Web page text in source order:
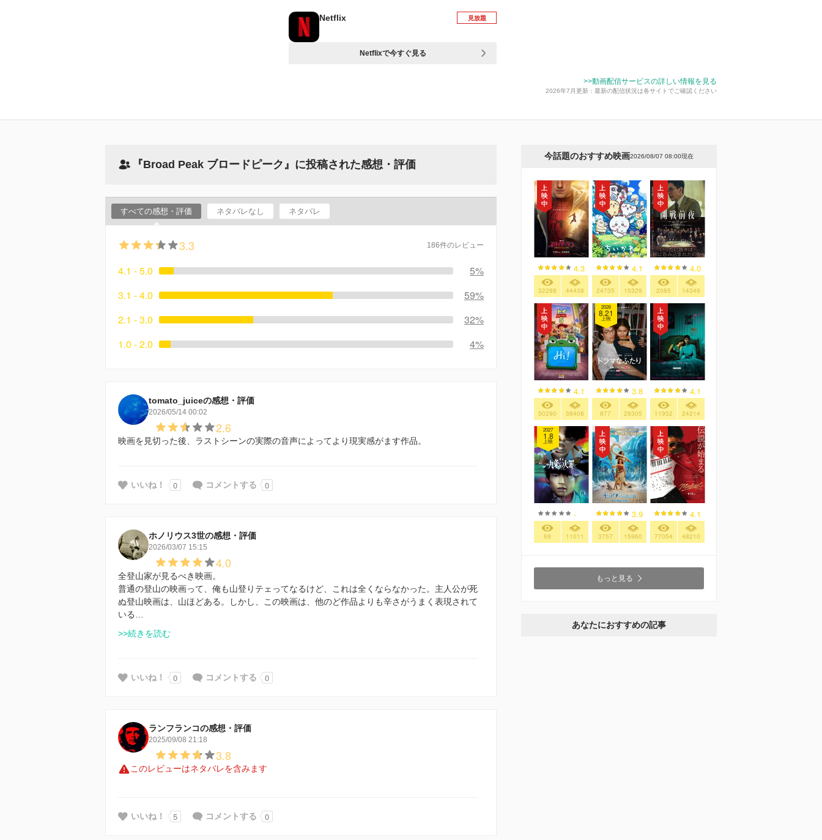
Netflix 見放題
Netflixで今すぐ見る
>>動画配信サービスの詳しい情報を見る
2026年7月更新：最新の配信状況は各サイトでご確認ください
『Broad Peak ブロードピーク』に投稿された感想・評価
すべての感想・評価 ネタバレなし ネタバレ
3.3 186件のレビュー
4.1 - 5.0
5%
3.1 - 4.0
59%
2.1 - 3.0
32%
1.0 - 2.0
4%
tomato_juiceの感想・評価
2026/05/14 00:02
2.6
映画を見切った後、ラストシーンの実際の音声によってより現実感がます作品。
いいね！ 0 コメントする 0
ホノリウス3世の感想・評価
2026/03/07 15:15
4.0
全登山家が見るべき映画。
普通の登山の映画って、俺も山登りテェってなるけど、これは全くならなかった。主人公が死
ぬ登山映画は、山ほどある。しかし、この映画は、他のど作品よりも辛さがうまく表現されて
いる…
>>続きを読む
いいね！ 0 コメントする 0
ランフランコの感想・評価
2025/09/08 21:18
3.8
このレビューはネタバレを含みます
いいね！ 5 コメントする 0
今話題のおすすめ映画2026/08/07 08:00現在
4.3
32288 44438
4.1
24735 15329
4.0
2085 14349
4.1
50290 38408
2026
8.21
上映
3.8
877 28305
4.1
11952 24214
2027
1.8
上映
-
69 11011
3.9
3757 15960
4.1
77054 48210
もっと見る
あなたにおすすめの記事